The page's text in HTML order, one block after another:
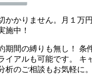
かかりません。月１万
施中！
期間の縛りも無し！ 条
イアルも可能です。 キ
析のご相談もお気軽に。